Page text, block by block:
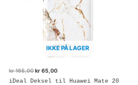
IKKE PÅ LAGER
kr165,00kr65,00
iDeal Deksel til Huawei Mate 20